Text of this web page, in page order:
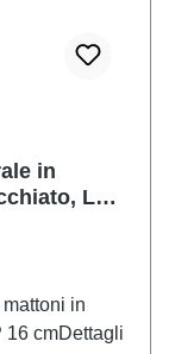
in
L
in
16 cmDettagli